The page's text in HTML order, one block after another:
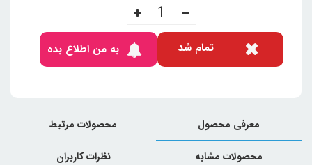
تمام شد به من اطلاع بده
معرفی محصول محصولات مرتبط
محصولات مشابه نظرات کاربران